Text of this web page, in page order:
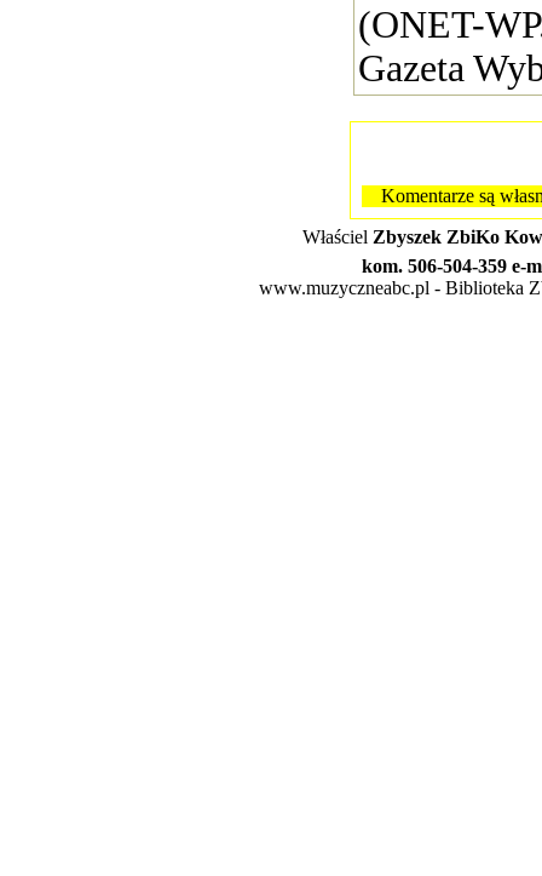
(ONET-
Gazeta
Komentarze są
Właściel Zbyszek ZbiKo
kom. 506-504-359 e-
www.muzyczneabc.pl - Biblioteka